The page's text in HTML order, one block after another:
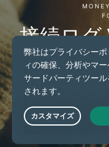
接続ロ
ィログ
をお
新規ご契約のお客様